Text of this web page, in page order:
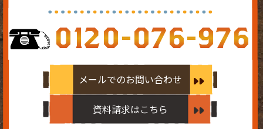
0120-076-976
メールでのお問い合わせ
資料請求はこちら